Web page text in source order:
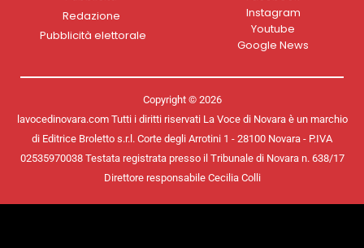
Redazione
Pubblicità elettorale
Instagram
Youtube
Google News
Copyright © 2026
lavocedinovara.com Tutti i diritti riservati La Voce di Novara è un marchio
di Editrice Broletto s.r.l. Corte degli Arrotini 1 - 28100 Novara - P.IVA
02535970038 Testata registrata presso il Tribunale di Novara n. 638/17
Direttore responsabile Cecilia Colli